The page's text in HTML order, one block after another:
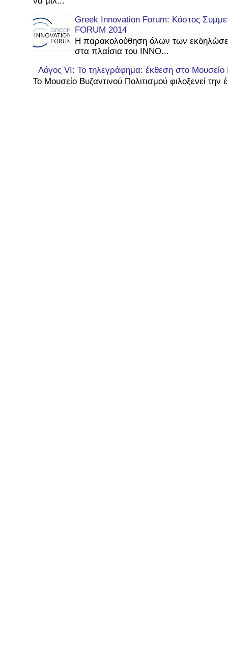
Greek Innovation Forum: Κόστος
FORUM 2014
Η παρακολούθηση όλων των
στα πλαίσια του INNO...
Λόγος VI: Το τηλεγράφημα: έκθεση στο Μουσείο
Το Μουσείο Βυζαντινού Πολιτισμού φιλοξενεί